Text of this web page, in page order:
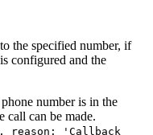
the specified number, if
configured and the
number is in the
call can be made.
'Callback